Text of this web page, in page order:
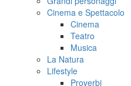
Cinema e Spettacolo
Cinema
Teatro
Musica
La Natura
Lifestyle
Proverbi